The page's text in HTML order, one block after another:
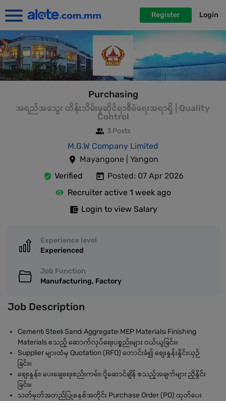
Register Login
Purchasing
အရည်အသွေး ထိန်းသိမ်းမှုဆိုင်ရာစီမံရေးအရာရှိ | Quality
Control
3 Posts
M.G.W Company Limited
Mayangone | Yangon
Verified
Posted: 07 Apr 2026
Recruiter active 1 week ago
Login to view Salary
Experience level
Experienced
Job Function
Manufacturing, Factory
Job Description
Cement၊ Steel၊ Sand၊ Aggregate၊ MEP Materials၊ Finishing
Materials စသည့် ဆောက်လုပ်ရေးပစ္စည်းများ ဝယ်ယူခြင်း။
Supplier များထံမှ Quotation (RFQ) တောင်းခံ၍ စျေးနှုန်းနှိုင်းယှဉ်
ခြင်း။
စျေးနှုန်း၊ ပေးချေရေးစည်းကမ်း၊ ပို့ဆောင်ချိန် စသည့်အချက်များ ညှိနှိုင်း
ခြင်း။
သတ်မှတ်အတည်ပြုစနစ်အတိုင်း Purchase Order (PO) ထုတ်ပေး